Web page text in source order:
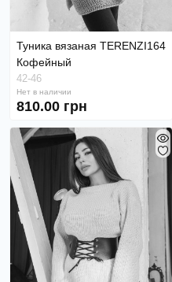
Туника вязаная TERENZI164
Кофейный
42-46
Нет в наличии
810.00 грн